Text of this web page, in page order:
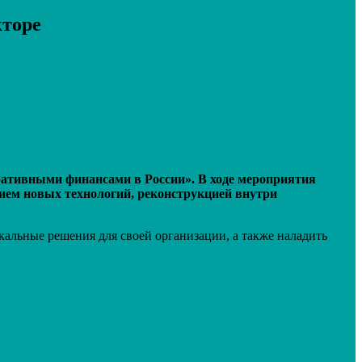
финансами в России». В ходе мероприятия
новых технологий, реконструкцией внутри
решения для своей организации, а также наладить